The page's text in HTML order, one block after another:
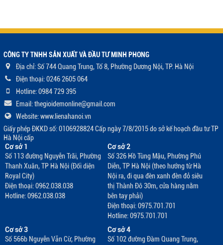
CÔNG TY TNHH SẢN XUẤT VÀ ĐẦU TƯ MINH PHONG
Địa chỉ: Số 744 Quang Trung, Tổ 8, Phường Dương Nội, TP. Hà Nội
Điện thoại: 0246 2605 064
Hotline: 0984 729 395
Email: thegioidemonline@gmail.com
Website: www.lienahanoi.vn
Giấy phép ĐKKD số: 0106928824 Cấp ngày 7/8/2015 do sở kế hoạch đầu tư TP
Hà Nội cấp
Cơ sở 1
Số 113 đường Nguyễn Trãi, Phường
Thanh Xuân, TP Hà Nội (Đối diện
Royal City)
Điện thoại: 0962.038.038
Hotline: 0962.038.038
Cơ sở 2
Số 326 Hồ Tùng Mậu, Phường Phú
Diễn, TP Hà Nội (theo hướng từ Hà
Nội ra, đi qua đèn xanh đèn đỏ siêu
thị Thành Đô 30m, cửa hàng nằm
bên tay phải)
Điện thoại: 0975.701.701
Hotline: 0975.701.701
Cơ sở 3
Số 566b Nguyễn Văn Cừ, Phường
Cơ sở 4
Số 102 đường Đàm Quang Trung,